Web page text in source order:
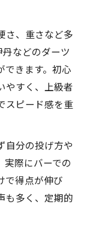
さ、重さなど多
丹などのダーツ
できます。初心
やすく、上級者
スピード感を重
自分の投げ方や
実際にバーでの
で得点が伸び
も多く、定期的